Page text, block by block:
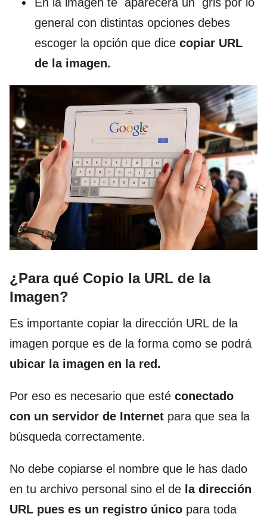
general con distintas opciones debes
escoger la opción que dice copiar URL
de la imagen.
¿Para qué Copio la URL de la
Imagen?
Es importante copiar la dirección URL de la
imagen porque es de la forma como se podrá
ubicar la imagen en la red.
Por eso es necesario que esté conectado
con un servidor de Internet para que sea la
búsqueda correctamente.
No debe copiarse el nombre que le has dado
en tu archivo personal sino el de la dirección
URL pues es un registro único para toda